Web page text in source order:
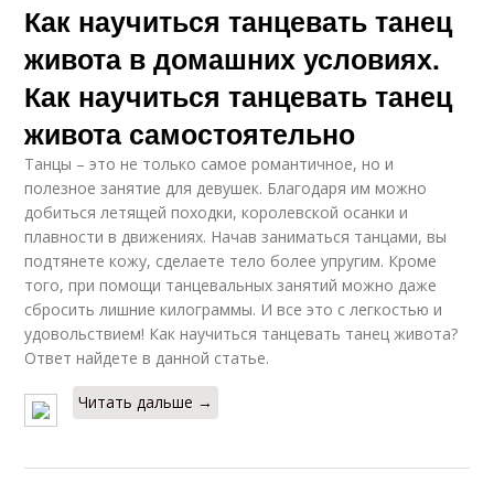
Как научиться танцевать танец
живота в домашних условиях.
Как научиться танцевать танец
живота самостоятельно
Танцы – это не только самое романтичное, но и
полезное занятие для девушек. Благодаря им можно
добиться летящей походки, королевской осанки и
плавности в движениях. Начав заниматься танцами, вы
подтянете кожу, сделаете тело более упругим. Кроме
того, при помощи танцевальных занятий можно даже
сбросить лишние килограммы. И все это с легкостью и
удовольствием! Как научиться танцевать танец живота?
Ответ найдете в данной статье.
Читать дальше →